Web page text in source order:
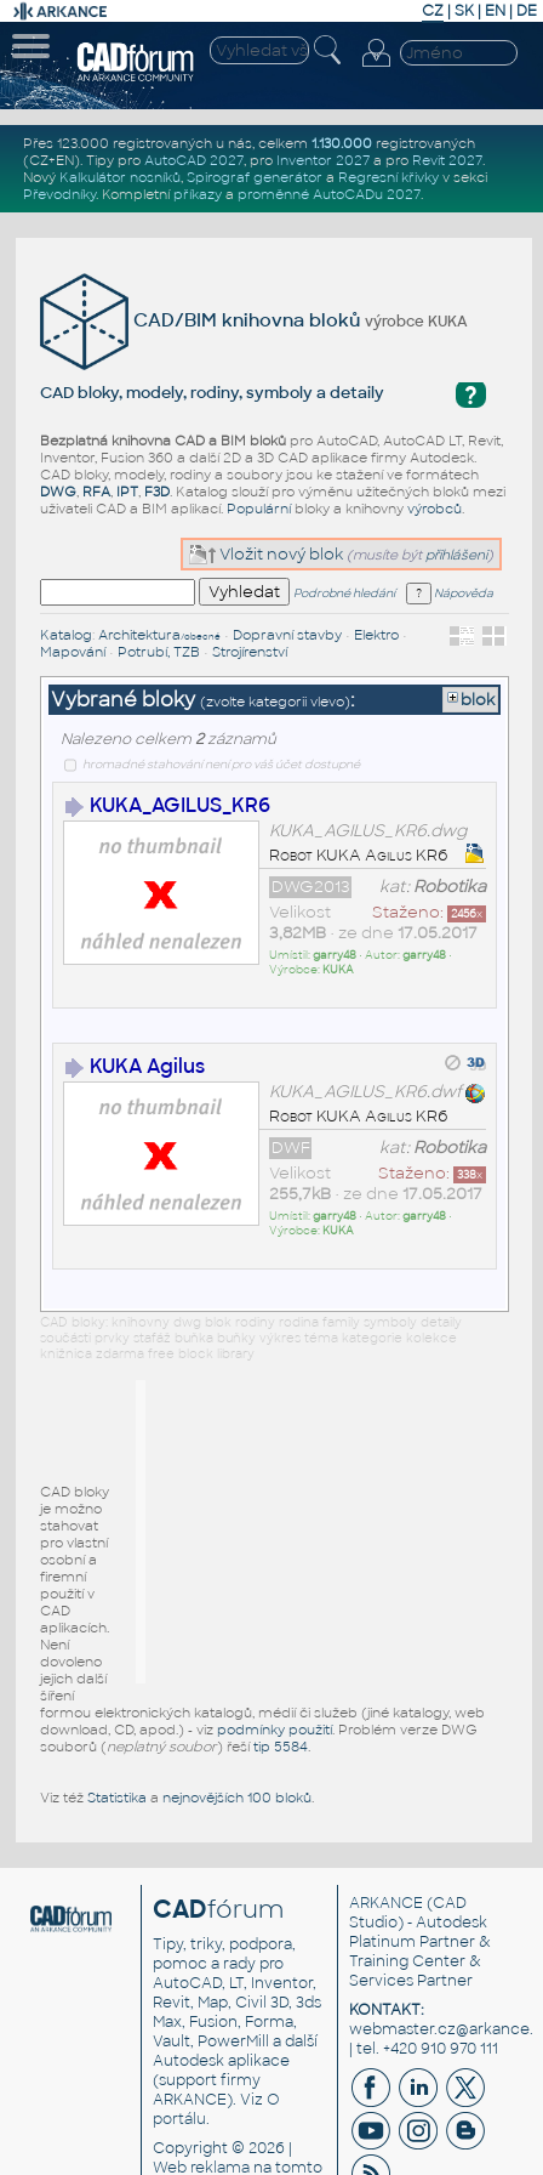
CZ | SK| EN | DE
Přes 123.000 registrovaných u nás, celkem 1.130.000registrovaných
(CZ+EN). Tipy pro AutoCAD 2027, pro Inventor 2027a pro Revit 2027.
Nový Kalkulátor nosníků, Spirograf generátor a Regresní křivkyv sekci
Převodníky. Kompletní příkazya proměnné AutoCADu 2027.
CAD/BIM knihovna blokůvýrobce KUKA
?
CAD bloky, modely, rodiny, symboly a detaily
Bezplatná knihovna CAD a BIM blokůpro AutoCAD, AutoCAD LT, Revit,
Inventor, Fusion 360 a další 2D a 3D CAD aplikace firmy Autodesk.
CAD bloky, modely, rodiny a soubory jsou ke stažení ve formátech
DWG, RFA, IPT, F3D. Katalog slouží pro výměnu užitečných bloků mezi
uživateli CAD a BIM aplikací. Populárníbloky a knihovny výrobců.
Vložit nový blok (musíte být přihlášeni)
Podrobné hledání Nápověda
Katalog: Architektura/obecné• Dopravní stavby• Elektro•
Mapování• Potrubí, TZB • Strojírenství
Vybrané bloky (zvolte kategorii vlevo): blok
Nalezeno celkem 2záznamů
hromadné stahování není pro váš účet dostupné
KUKA_AGILUS_KR6
KUKA_AGILUS_KR6.dwg
Robot KUKA Agilus KR6
kat:Robotika
DWG2013
Staženo: 2456x
Velikost
3,82MB• ze dne 17.05.2017
Umístil:garry48• Autor:garry48•
Výrobce: KUKA
KUKA Agilus
KUKA_AGILUS_KR6.dwf
Robot KUKA Agilus KR6
kat:Robotika
DWF
Staženo: 338x
Velikost
255,7kB• ze dne 17.05.2017
Umístil:garry48• Autor:garry48•
Výrobce: KUKA
CAD bloky: knihovny dwg blok rodiny rodina family symboly detaily
součásti prvky stafáž buňka buňky výkres téma kategorie kolekce
knižnica zdarma free block library
CAD bloky
je možno
stahovat
pro vlastní
osobní a
firemní
použití v
CAD
aplikacích.
Není
dovoleno
jejich další
šíření
formou elektronických katalogů, médií či služeb (jiné katalogy, web
download, CD, apod.) - viz podmínky použití. Problém verze DWG
souborů (neplatný soubor) řešítip 5584.
Viz též Statistika a nejnovějších 100 bloků.
CADfórum
Tipy, triky, podpora,
pomoc a rady pro
AutoCAD, LT, Inventor,
Revit, Map, Civil 3D, 3ds
Max, Fusion, Forma,
Vault, PowerMill a další
Autodesk aplikace
(support firmy
ARKANCE). VizO
portálu.
Copyright © 2026 |
Web reklama na tomto
ARKANCE (CAD
Studio) - Autodesk
Platinum Partner &
Training Center &
Services Partner
KONTAKT:
| tel. +420 910 970 111